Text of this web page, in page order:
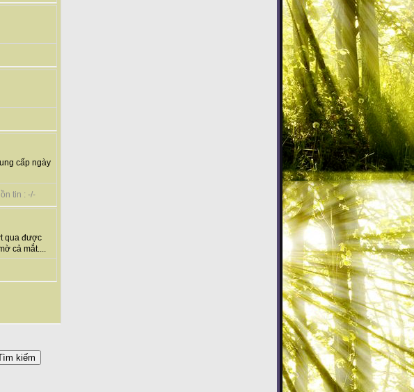
cấp ngày
tin : -/-
qua được
cả mắt....